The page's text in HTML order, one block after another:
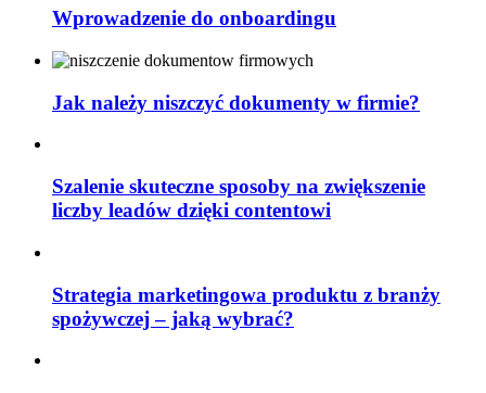
Wprowadzenie do onboardingu
Jak należy niszczyć dokumenty w firmie?
Szalenie skuteczne sposoby na zwiększenie
liczby leadów dzięki contentowi
Strategia marketingowa produktu z branży
spożywczej – jaką wybrać?